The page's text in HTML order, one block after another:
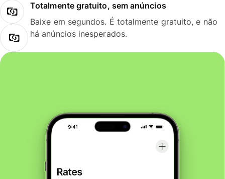
Totalmente gratuito, sem anúncios
Baixe em segundos. É totalmente gratuito, e não
há anúncios inesperados.